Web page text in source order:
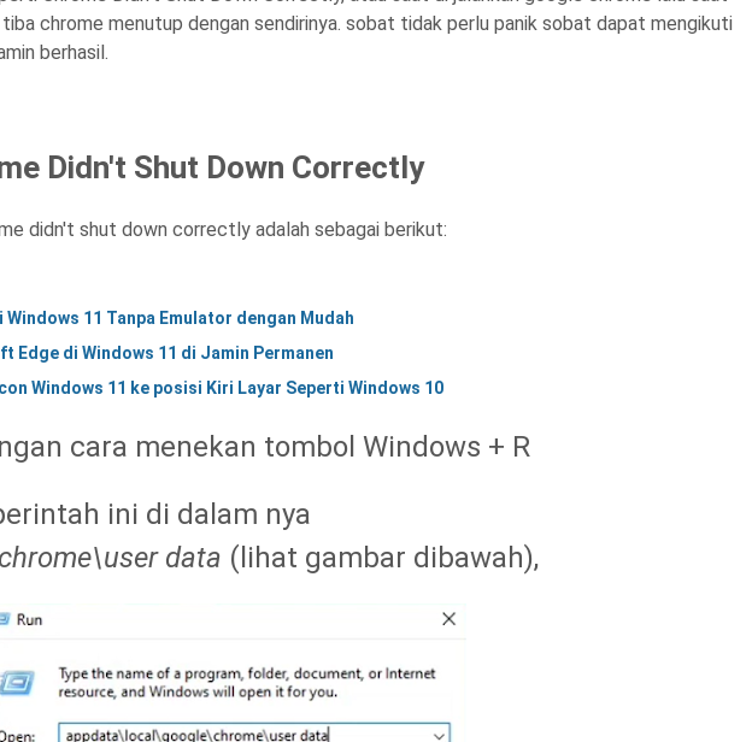
chrome menutup dengan sendirinya. sobat tidak perlu panik sobat dapat mengikuti
berhasil.
Didn't Shut Down Correctly
didn't shut down correctly adalah sebagai berikut:
11 Tanpa Emulator dengan Mudah
Edge di Windows 11 di Jamin Permanen
Windows 11 ke posisi Kiri Layar Seperti Windows 10
cara menekan tombol Windows + R
ini di dalam nya
data (lihat gambar dibawah),